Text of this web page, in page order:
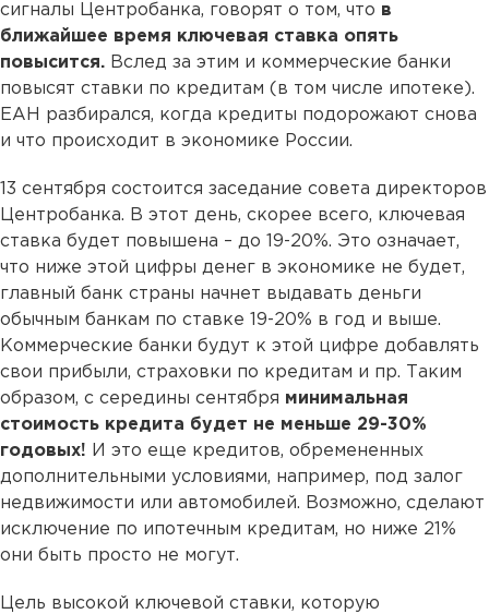
сигналы Центробанка, говорят о том, что в
ближайшее время ключевая ставка опять
повысится. Вслед за этим и коммерческие банки
повысят ставки по кредитам (в том числе ипотеке).
ЕАН разбирался, когда кредиты подорожают снова
и что происходит в экономике России.
13 сентября состоится заседание совета директоров
Центробанка. В этот день, скорее всего, ключевая
ставка будет повышена – до 19-20%. Это означает,
что ниже этой цифры денег в экономике не будет,
главный банк страны начнет выдавать деньги
обычным банкам по ставке 19-20% в год и выше.
Коммерческие банки будут к этой цифре добавлять
свои прибыли, страховки по кредитам и пр. Таким
образом, с середины сентября минимальная
стоимость кредита будет не меньше 29-30%
годовых! И это еще кредитов, обремененных
дополнительными условиями, например, под залог
недвижимости или автомобилей. Возможно, сделают
исключение по ипотечным кредитам, но ниже 21%
они быть просто не могут.
Цель высокой ключевой ставки, которую